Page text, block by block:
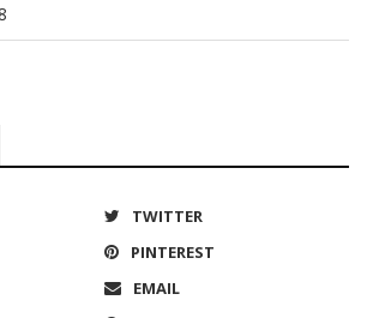
TWITTER
PINTEREST
EMAIL